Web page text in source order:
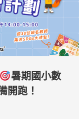
暑期國小數
開跑！